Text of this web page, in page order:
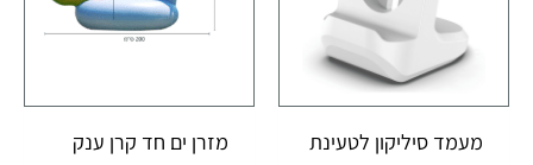
מעמד סיליקון לטעינת
מזרן ים חד קרן ענק